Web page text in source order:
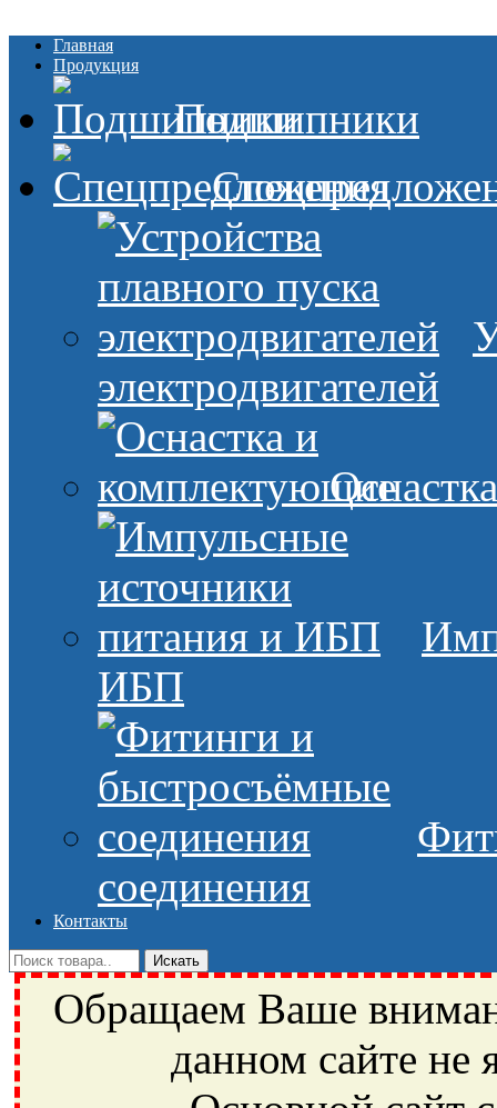
Главная
Продукция
Подшипники
электродвигателей
ИБП
соединения
Контакты
Обращаем Ваше
данном сайте не